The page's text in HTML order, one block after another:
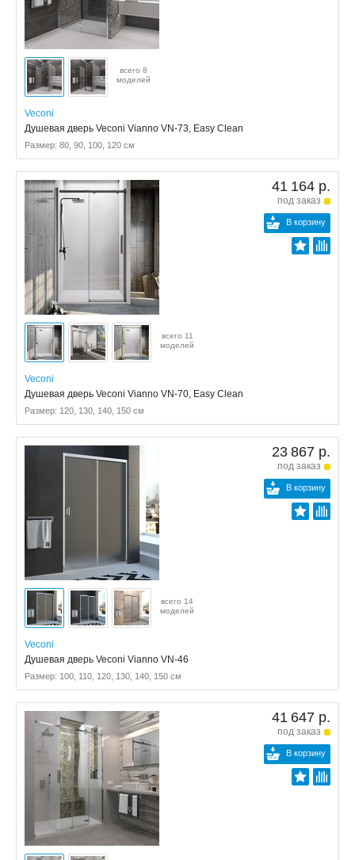
всего 8
моделей
Veconi
Душевая дверь Veconi Vianno VN-73, Easy Clean
Размер: 80, 90, 100, 120 см
41 164 р.
под заказ
В корзину
всего 11
моделей
Veconi
Душевая дверь Veconi Vianno VN-70, Easy Clean
Размер: 120, 130, 140, 150 см
23 867 р.
под заказ
В корзину
всего 14
моделей
Veconi
Душевая дверь Veconi Vianno VN-46
Размер: 100, 110, 120, 130, 140, 150 см
41 647 р.
под заказ
В корзину